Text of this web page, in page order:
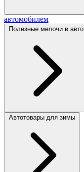
автомобилем
Полезные мелочи в авто
Автотовары для зимы